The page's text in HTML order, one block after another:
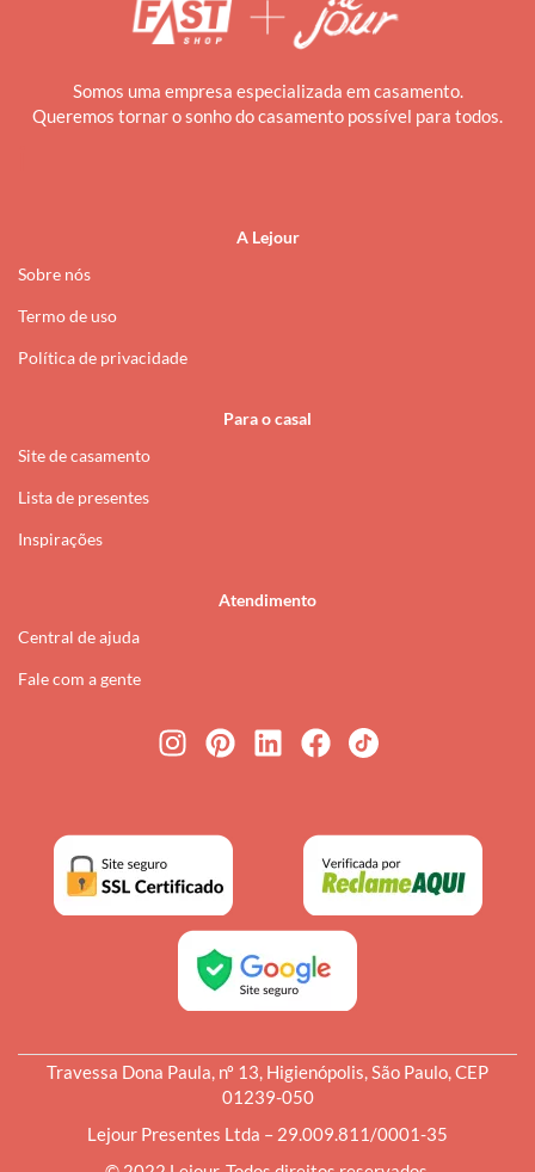
Somos uma empresa especializada em casamento.
Queremos tornar o sonho do casamento possível para todos.
A Lejour
Sobre nós
Termo de uso
Política de privacidade
Para o casal
Site de casamento
Lista de presentes
Inspirações
Atendimento
Central de ajuda
Fale com a gente
Travessa Dona Paula, nº 13, Higienópolis, São Paulo, CEP
01239-050
Lejour Presentes Ltda – 29.009.811/0001-35